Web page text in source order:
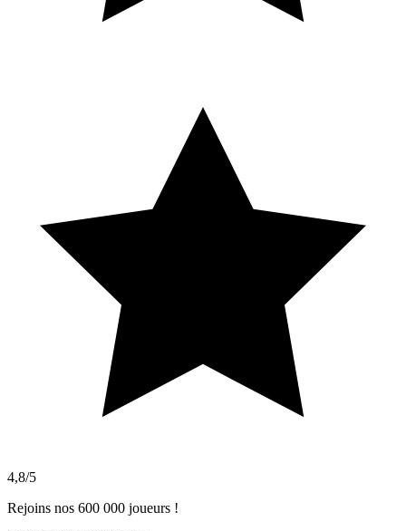
4,8/5
Rejoins nos 600 000 joueurs !